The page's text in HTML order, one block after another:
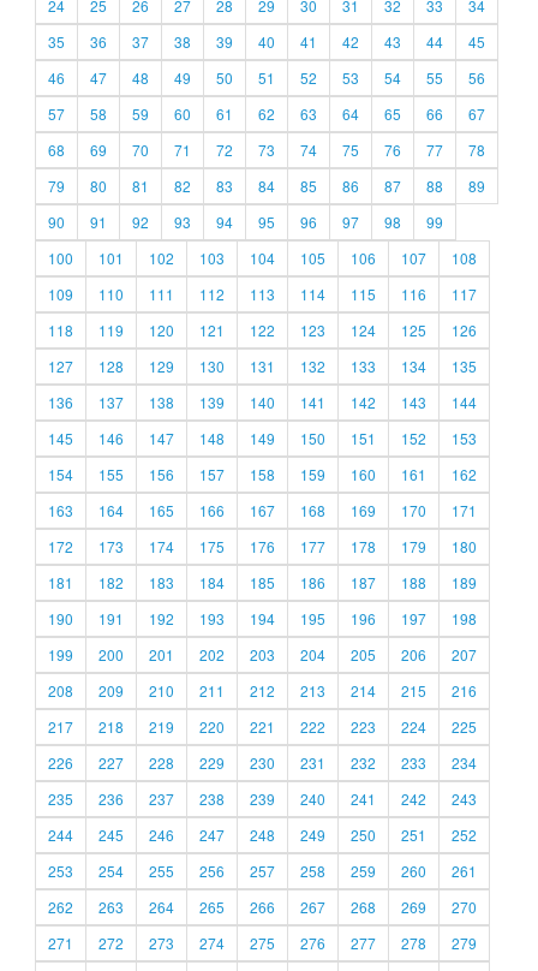
24
25 26 27 28 29 30 31 32 33
34
35
36 37 38 39 40 41 42 43 44
45
46
47 48 49 50 51 52 53 54 55
56
57
58 59 60 61 62 63 64 65 66
67
68
69 70 71 72 73 74 75 76 77
78
79
80 81 82 83 84 85 86 87 88
89
90
91 92 93 94 95 96 97 98
99
100
101 102 103 104 105 106 107
108
109
110 111 112 113 114 115 116
117
118
119 120 121 122 123 124 125
126
127
128 129 130 131 132 133 134
135
136
137 138 139 140 141 142 143
144
145
146 147 148 149 150 151 152
153
154
155 156 157 158 159 160 161
162
163
164 165 166 167 168 169 170
171
172
173 174 175 176 177 178 179
180
181
182 183 184 185 186 187 188
189
190
191 192 193 194 195 196 197
198
199
200 201 202 203 204 205 206
207
208
209 210 211 212 213 214 215
216
217
218 219 220 221 222 223 224
225
226
227 228 229 230 231 232 233
234
235
236 237 238 239 240 241 242
243
244
245 246 247 248 249 250 251
252
253
254 255 256 257 258 259 260
261
262
263 264 265 266 267 268 269
270
271
272 273 274 275 276 277 278
279